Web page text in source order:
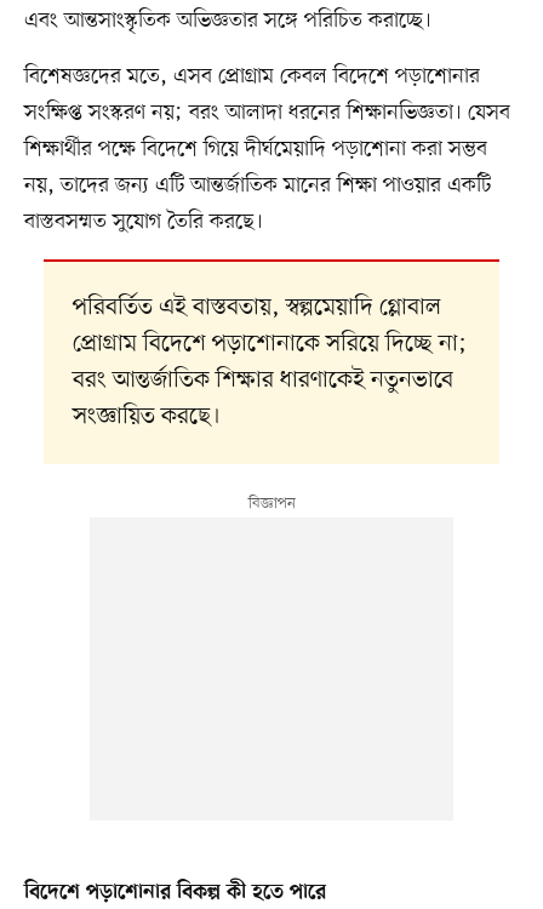
এবং আন্তসাংস্কৃতিক অভিজ্ঞতার সঙ্গে পরিচিত করাচ্ছে।
বিশেষজ্ঞদের মতে, এসব প্রোগ্রাম কেবল বিদেশে পড়াশোনার
সংক্ষিপ্ত সংস্করণ নয়; বরং আলাদা ধরনের শিক্ষানভিজ্ঞতা। যেসব
শিক্ষার্থীর পক্ষে বিদেশে গিয়ে দীর্ঘমেয়াদি পড়াশোনা করা সম্ভব
নয়, তাদের জন্য এটি আন্তর্জাতিক মানের শিক্ষা পাওয়ার একটি
বাস্তবসম্মত সুযোগ তৈরি করছে।
পরিবর্তিত এই বাস্তবতায়, স্বল্পমেয়াদি গ্লোবাল
প্রোগ্রাম বিদেশে পড়াশোনাকে সরিয়ে দিচ্ছে না;
বরং আন্তর্জাতিক শিক্ষার ধারণাকেই নতুনভাবে
সংজ্ঞায়িত করছে।
বিদেশে পড়াশোনার বিকল্প কী হতে পারে